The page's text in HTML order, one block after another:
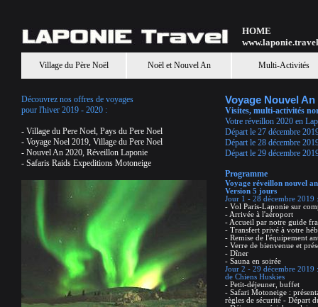
HOME
www.laponie.travel
Village du Père Noël Noël et Nouvel An Multi-Activités
Découvrez nos offres de voyages
pour l'hiver 2019 - 2020 :
- Village du Pere Noel, Pays du Pere Noel
- Voyage Noel 2019, Village du Pere Noel
- Nouvel An 2020, Réveillon Laponie
- Safaris Raids Expeditions Motoneige
Voyage Nouvel
Visites, multi-activités
Votre réveillon 2020 en
Départ le 27 décembre
Départ le 28 décembre
Départ le 29 décembre
Programme
Voyage réveillon nouvel
Version 5 jours
Jour 1 - 28 décembre
- Vol Paris-Laponie sur
- Arrivée à l'aéroport
- Accueil par notre guide
- Transfert privé à votre
- Remise de l'équipement
- Verre de bienvenue et
- Dîner
- Sauna en soirée
Jour 2 - 29 décembre 2019
de Chiens Huskies
- Petit-déjeuner, buffet
- Safari Motoneige :
règles de sécurité - Départ